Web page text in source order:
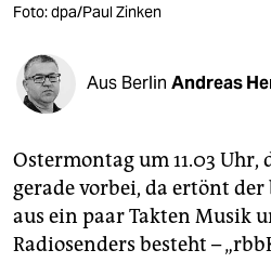
unterstützen
genossenschaft
epaper login
Foto: dpa/Paul Zinken
Aus Berlin Andreas
Ostermontag um 11.03
gerade vorbei, da ertönt
aus ein paar Takten Musik
Radiosenders besteht –